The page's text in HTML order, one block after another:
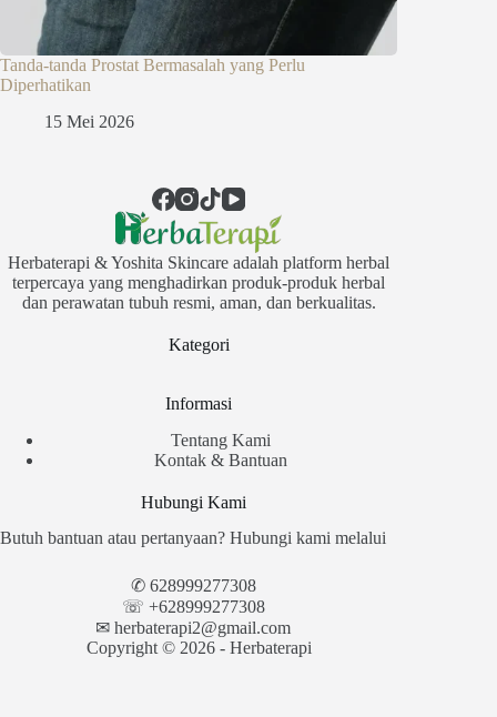
Tanda-tanda Prostat Bermasalah yang Perlu
Diperhatikan
15 Mei 2026
Herbaterapi & Yoshita Skincare adalah platform herbal
terpercaya yang menghadirkan produk-produk herbal
dan perawatan tubuh resmi, aman, dan berkualitas.
Kategori
Informasi
Tentang Kami
Kontak & Bantuan
Hubungi Kami
Butuh bantuan atau pertanyaan? Hubungi kami melalui
✆ 628999277308
☏ +628999277308
✉︎ herbaterapi2@gmail.com
Copyright © 2026 - Herbaterapi